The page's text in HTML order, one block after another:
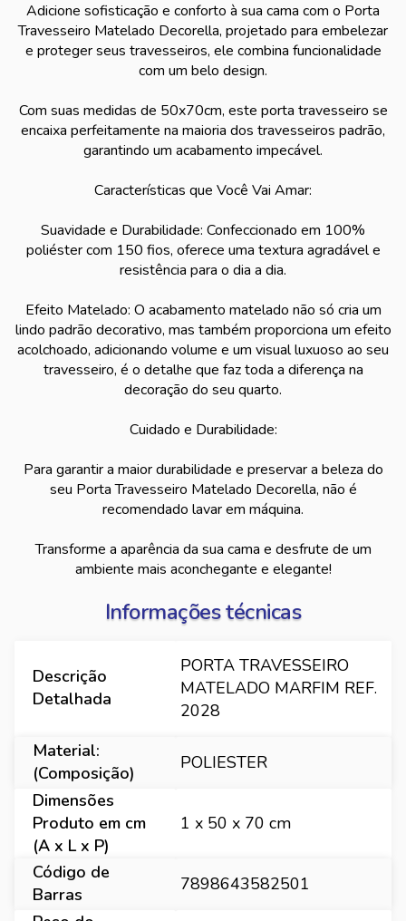
Adicione sofisticação e conforto à sua cama com o Porta
Travesseiro Matelado Decorella, projetado para embelezar
e proteger seus travesseiros, ele combina funcionalidade
com um belo design.
Com suas medidas de 50x70cm, este porta travesseiro se
encaixa perfeitamente na maioria dos travesseiros padrão,
garantindo um acabamento impecável.
Características que Você Vai Amar:
Suavidade e Durabilidade: Confeccionado em 100%
poliéster com 150 fios, oferece uma textura agradável e
resistência para o dia a dia.
Efeito Matelado: O acabamento matelado não só cria um
lindo padrão decorativo, mas também proporciona um efeito
acolchoado, adicionando volume e um visual luxuoso ao seu
travesseiro, é o detalhe que faz toda a diferença na
decoração do seu quarto.
Cuidado e Durabilidade:
Para garantir a maior durabilidade e preservar a beleza do
seu Porta Travesseiro Matelado Decorella, não é
recomendado lavar em máquina.
Transforme a aparência da sua cama e desfrute de um
ambiente mais aconchegante e elegante!
Informações técnicas
Descrição
Detalhada
PORTA TRAVESSEIRO
MATELADO MARFIM REF.
2028
Material:
(Composição)
POLIESTER
Dimensões
Produto em cm
(A x L x P)
1 x 50 x 70 cm
Código de
Barras
7898643582501